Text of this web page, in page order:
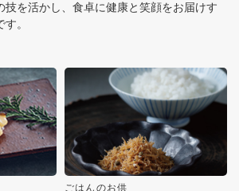
技を活かし、食卓に健康と笑顔をお届けす
。
ごはんのお供